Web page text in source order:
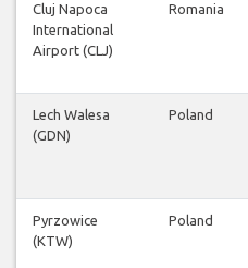
Cluj Napoca
International
Airport (CLJ)
Romania
Lech Walesa
(GDN)
Poland
Pyrzowice
(KTW)
Poland